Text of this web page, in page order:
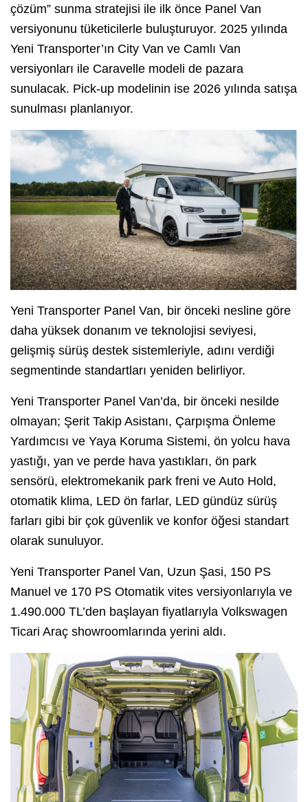
çözüm” sunma stratejisi ile ilk önce Panel Van
versiyonunu tüketicilerle buluşturuyor. 2025 yılında
Yeni Transporter’ın City Van ve Camlı Van
versiyonları ile Caravelle modeli de pazara
sunulacak. Pick-up modelinin ise 2026 yılında satışa
sunulması planlanıyor.
Yeni Transporter Panel Van, bir önceki nesline göre
daha yüksek donanım ve teknolojisi seviyesi,
gelişmiş sürüş destek sistemleriyle, adını verdiği
segmentinde standartları yeniden belirliyor.
Yeni Transporter Panel Van’da, bir önceki nesilde
olmayan; Şerit Takip Asistanı, Çarpışma Önleme
Yardımcısı ve Yaya Koruma Sistemi, ön yolcu hava
yastığı, yan ve perde hava yastıkları, ön park
sensörü, elektromekanik park freni ve Auto Hold,
otomatik klima, LED ön farlar, LED gündüz sürüş
farları gibi bir çok güvenlik ve konfor öğesi standart
olarak sunuluyor.
Yeni Transporter Panel Van, Uzun Şasi, 150 PS
Manuel ve 170 PS Otomatik vites versiyonlarıyla ve
1.490.000 TL’den başlayan fiyatlarıyla Volkswagen
Ticari Araç showroomlarında yerini aldı.